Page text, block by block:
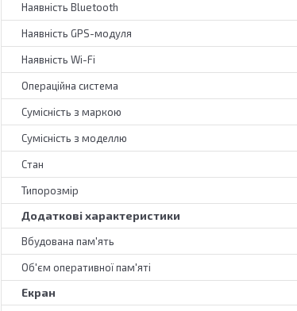
Наявність Bluetooth
Наявність GPS-модуля
Наявність Wi-Fi
Операційна система
Сумісність з маркою
Сумісність з моделлю
Стан
Типорозмір
Додаткові характеристики
Вбудована пам'ять
Об'єм оперативної пам'яті
Екран